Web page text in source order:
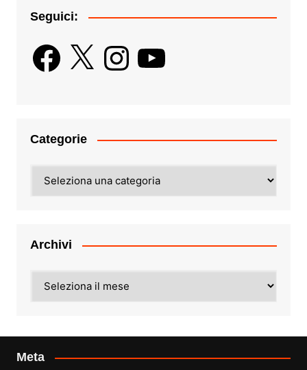
Seguici:
Facebook
X InstagramYouTube
Categorie
Archivi
Meta